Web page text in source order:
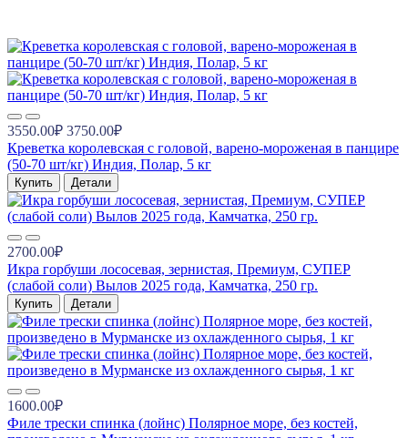
3550.00₽ 3750.00₽
Креветка королевская с головой, варено-мороженая в панцире
(50-70 шт/кг) Индия, Полар, 5 кг
Купить Детали
2700.00₽
Икра горбуши лососевая, зернистая, Премиум, СУПЕР
(слабой соли) Вылов 2025 года, Камчатка, 250 гр.
Купить Детали
1600.00₽
Филе трески спинка (лойнс) Полярное море, без костей,